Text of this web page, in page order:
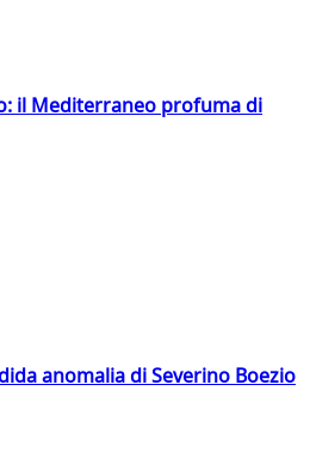
il Mediterraneo profuma di
anomalia di Severino Boezio